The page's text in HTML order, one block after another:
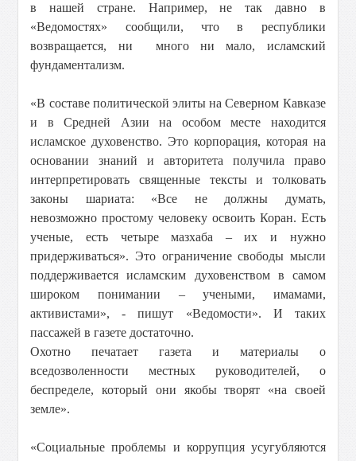
в нашей стране. Например, не так давно в
«Ведомостях» сообщили, что в республики
возвращается, ни много ни мало, исламский
фундаментализм.
«В составе политической элиты на Северном Кавказе
и в Средней Азии на особом месте находится
исламское духовенство. Это корпорация, которая на
основании знаний и авторитета получила право
интерпретировать священные тексты и толковать
законы шариата: «Все не должны думать,
невозможно простому человеку освоить Коран. Есть
ученые, есть четыре мазхаба – их и нужно
придерживаться». Это ограничение свободы мысли
поддерживается исламским духовенством в самом
широком понимании – учеными, имамами,
активистами», - пишут «Ведомости». И таких
пассажей в газете достаточно.
Охотно печатает газета и материалы о
вседозволенности местных руководителей, о
беспределе, который они якобы творят «на своей
земле».
«Социальные проблемы и коррупция усугубляются